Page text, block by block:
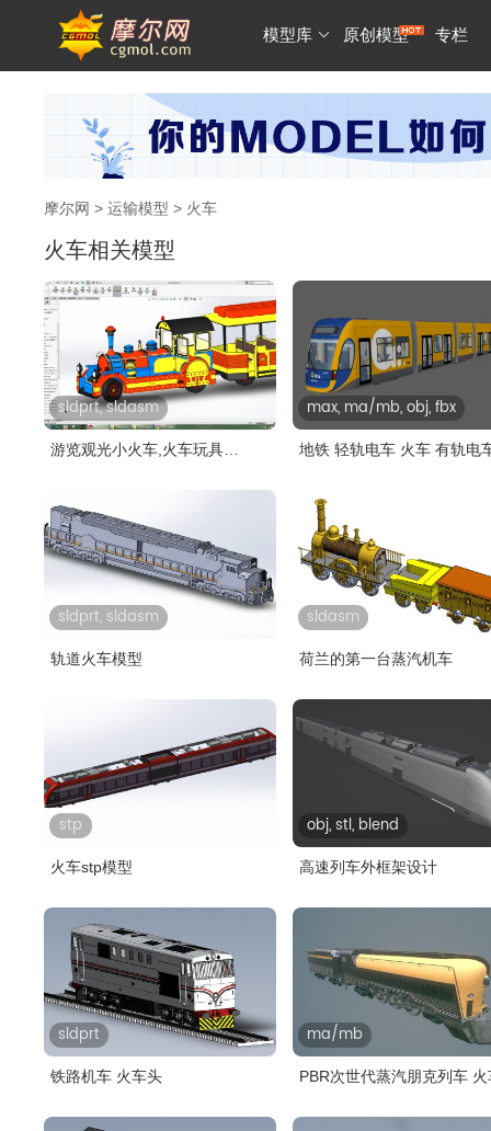
模型库 原创模型 专栏
摩尔网 > 运输模型 > 火车
火车相关模型
sldprt, sldasm
游览观光小火车,火车玩具
max, ma/mb, obj, fbx
地铁 轻轨电车 火车 有轨电
sldprt, sldasm
轨道火车模型
sldasm
荷兰的第一台蒸汽机车
stp
火车stp模型
obj, stl, blend
高速列车外框架设计
sldprt
铁路机车 火车头
ma/mb
PBR次世代蒸汽朋克列车 火